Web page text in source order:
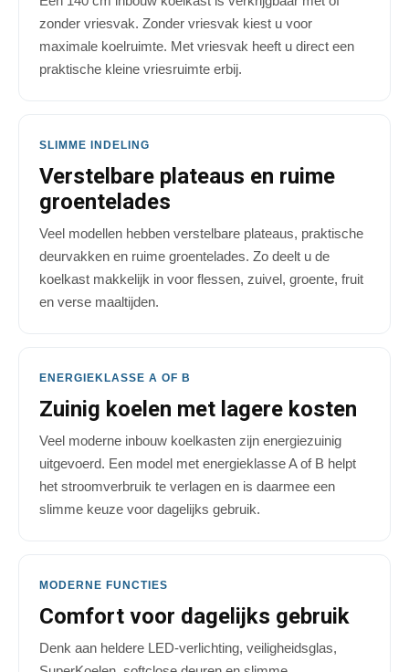
zonder vriesvak. Zonder vriesvak kiest u voor
maximale koelruimte. Met vriesvak heeft u direct een
praktische kleine vriesruimte erbij.
SLIMME INDELING
Verstelbare plateaus en ruime
groentelades
Veel modellen hebben verstelbare plateaus, praktische
deurvakken en ruime groentelades. Zo deelt u de
koelkast makkelijk in voor flessen, zuivel, groente, fruit
en verse maaltijden.
ENERGIEKLASSE A OF B
Zuinig koelen met lagere kosten
Veel moderne inbouw koelkasten zijn energiezuinig
uitgevoerd. Een model met energieklasse A of B helpt
het stroomverbruik te verlagen en is daarmee een
slimme keuze voor dagelijks gebruik.
MODERNE FUNCTIES
Comfort voor dagelijks gebruik
Denk aan heldere LED-verlichting, veiligheidsglas,